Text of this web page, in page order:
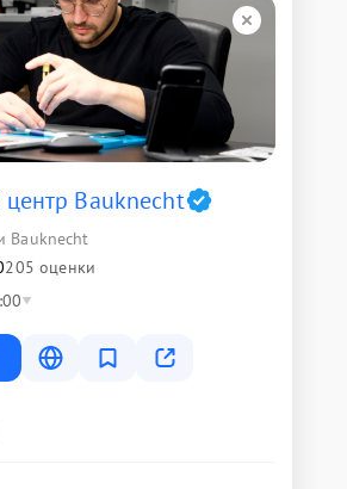
Bauknecht
Bauknecht
205 оценки